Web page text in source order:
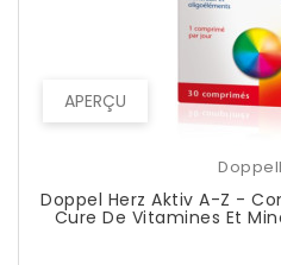
APERÇU
Doppel Herz Aktiv A-Z -
Cure De Vitamines Et